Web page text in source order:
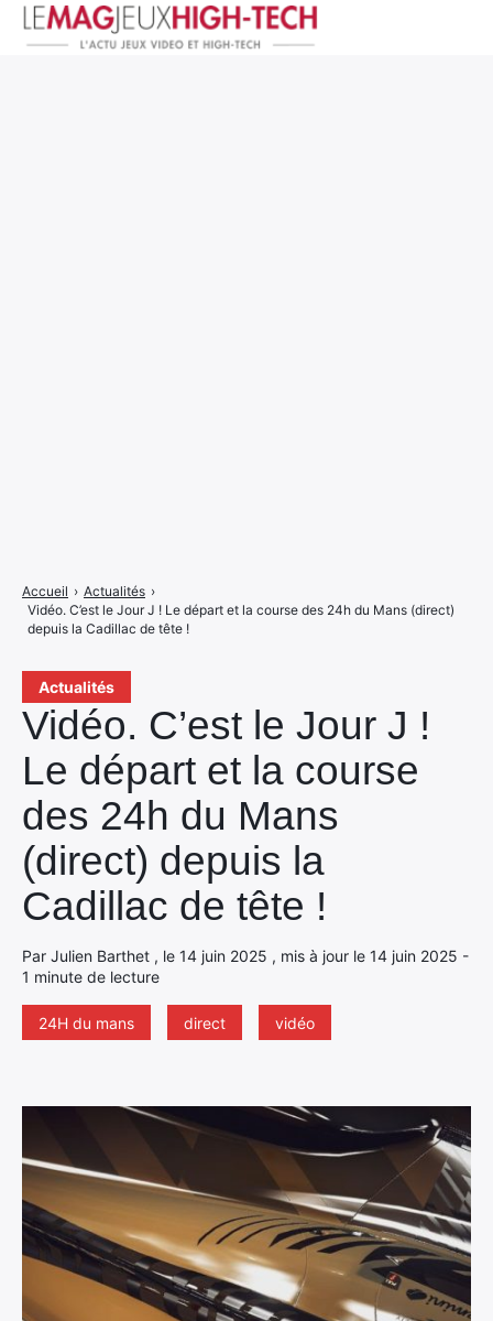
Actualités
Vidéo. C’est le Jour J !
Le départ et la course
des 24h du Mans
(direct) depuis la
Cadillac de tête !
Par Julien Barthet , le 14 juin 2025 , mis à jour le 14 juin 2025 -
1 minute de lecture
24H du mans direct vidéo
Accueil › Actualités ›
Vidéo. C’est le Jour J ! Le départ et la course des 24h du Mans (direct)
depuis la Cadillac de tête !